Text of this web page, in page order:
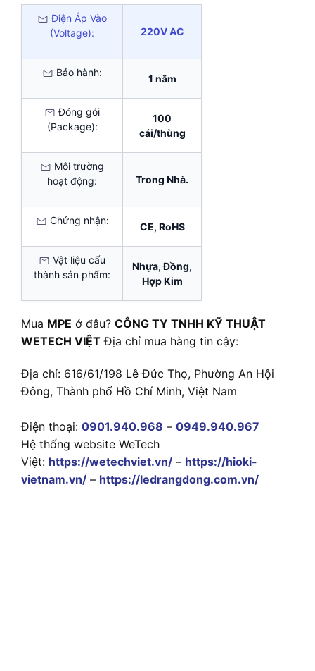
Điện Áp Vào
(Voltage):
220V AC
Bảo hành:
1 năm
Đóng gói
(Package):
100
cái/thùng
Môi trường
hoạt động:
Trong Nhà.
Chứng nhận:
CE, RoHS
Vật liệu cấu
thành sản phẩm:
Nhựa, Đồng,
Hợp Kim
Mua MPE ở đâu? CÔNG TY TNHH KỸ THUẬT
WETECH VIỆT Địa chỉ mua hàng tin cậy:
Địa chỉ: 616/61/198 Lê Đức Thọ, Phường An Hội
Đông, Thành phố Hồ Chí Minh, Việt Nam
Điện thoại: 0901.940.968 – 0949.940.967
Hệ thống website WeTech
Việt: https://wetechviet.vn/ – https://hioki-
vietnam.vn/ – https://ledrangdong.com.vn/